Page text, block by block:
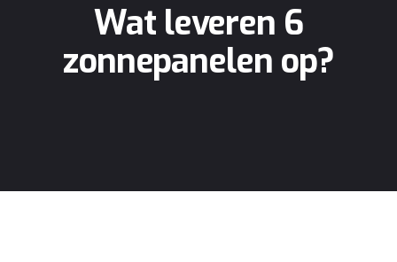
Wat leveren 6
zonnepanelen op?